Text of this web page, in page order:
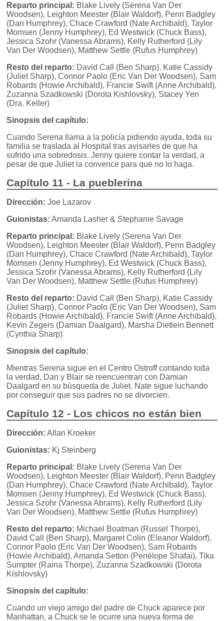
Reparto principal: Blake Lively (Serena Van Der
Woodsen), Leighton Meester (Blair Waldorf), Penn Badgley
(Dan Humphrey), Chace Crawford (Nate Archibald), Taylor
Momsen (Jenny Humphrey), Ed Westwick (Chuck Bass),
Jessica Szohr (Vanessa Abrams), Kelly Rutherford (Lily
Van Der Woodsen), Matthew Settle (Rufus Humphrey)
Resto del reparto: David Call (Ben Sharp), Katie Cassidy
(Juliet Sharp), Connor Paolo (Eric Van Der Woodsen), Sam
Robards (Howie Archibald), Francie Swift (Anne Archibald),
Zuzanna Szadkowski (Dorota Kishlovsky), Stacey Yen
(Dra. Keller)
Sinopsis del capítulo:
Cuando Serena llama a la policía pidiendo ayuda, toda su
familia se traslada al Hospital tras avisarles de que ha
sufrido una sobredosis. Jenny quiere contar la verdad, a
pesar de que Juliet la convence para que no lo haga.
Capítulo 11 - La pueblerina
Dirección: Joe Lazarov
Guionistas: Amanda Lasher & Stephanie Savage
Reparto principal: Blake Lively (Serena Van Der
Woodsen), Leighton Meester (Blair Waldorf), Penn Badgley
(Dan Humphrey), Chace Crawford (Nate Archibald), Taylor
Momsen (Jenny Humphrey), Ed Westwick (Chuck Bass),
Jessica Szohr (Vanessa Abrams), Kelly Rutherford (Lily
Van Der Woodsen), Matthew Settle (Rufus Humphrey)
Resto del reparto: David Call (Ben Sharp), Katie Cassidy
(Juliet Sharp), Connor Paolo (Eric Van Der Woodsen), Sam
Robards (Howie Archibald), Francie Swift (Anne Archibald),
Kevin Zegers (Damian Daalgard), Marsha Dietlein Bennett
(Cynthia Sharp)
Sinopsis del capítulo:
Mientras Serena sigue en el Centro Ostroff contando toda
la verdad, Dan y Blair se reencuentran con Damian
Daalgard en su búsqueda de Juliet. Nate sigue luchando
por conseguir que sus padres no se divorcien.
Capítulo 12 - Los chicos no están bien
Dirección: Allan Kroeker
Guionistas: Kj Steinberg
Reparto principal: Blake Lively (Serena Van Der
Woodsen), Leighton Meester (Blair Waldorf), Penn Badgley
(Dan Humphrey), Chace Crawford (Nate Archibald), Taylor
Momsen (Jenny Humphrey), Ed Westwick (Chuck Bass),
Jessica Szohr (Vanessa Abrams), Kelly Rutherford (Lily
Van Der Woodsen), Matthew Settle (Rufus Humphrey)
Resto del reparto: Michael Boatman (Russel Thorpe),
David Call (Ben Sharp), Margaret Colin (Eleanor Waldorf),
Connor Paolo (Eric Van Der Woodsen), Sam Robards
(Howie Archibald), Amanda Setton (Penélope Shafai), Tika
Sumpter (Raina Thorpe), Zuzanna Szadkowski (Dorota
Kishlovsky)
Sinopsis del capítulo:
Cuando un viejo amigo del padre de Chuck aparece por
Manhattan, a Chuck se le ocurre una nueva forma de